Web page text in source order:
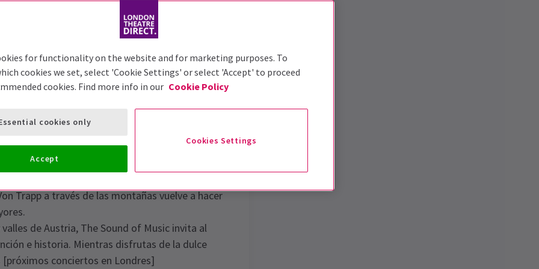
Accesibilidad Noticias
en el encantador entorno del Open Air
Music
incluye algunas de las canciones más
musical, entre ellas 'Do-Re-Mi', 'Climb Ev'ry
on Seventeen' y 'Edelweiss',
Trapp a través de las montañas vuelve a hacer
de Austria, The Sound of Music invita al
e historia. Mientras disfrutas de la dulce
[próximos conciertos en Londres]
for functionality on the website and for marketing purposes. To
cookies we set, select 'Cookie Settings' or select 'Accept' to proceed
cookies. Find more info in our Cookie Policy
Cookies Settings
cookies only
Accept